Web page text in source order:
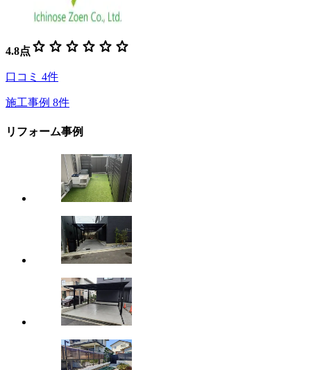
4.8点 star star star star star star
口コミ 4件
施工事例 8件
リフォーム事例